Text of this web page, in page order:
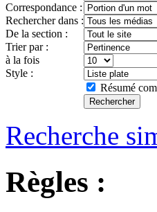
Correspondance :
Rechercher dans :
De la section :
Trier par :
à la fois
Style :
Résumé
Recherche
Règles :